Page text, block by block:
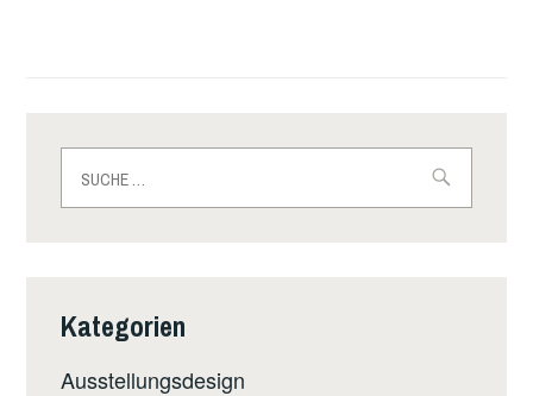
SUSANNE
BAUERnach:
Kategorien
Ausstellungsdesign